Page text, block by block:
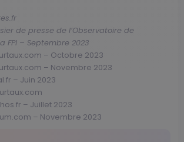
de presse de l’Observatoire de
FPI – Septembre 2023
– Octobre 2023
– Novembre 2023
– Juin 2023
– Juillet 2023
– Novembre 2023